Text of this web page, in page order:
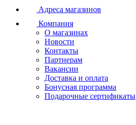
Адреса магазинов
Компания
О магазинах
Новости
Контакты
Партнерам
Вакансии
Доставка и оплата
Бонусная программа
Подарочные сертификаты